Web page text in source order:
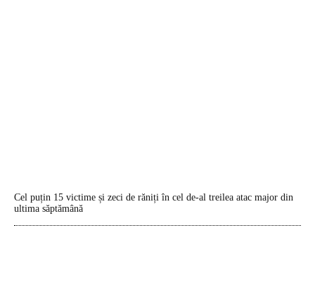
Cel puțin 15 victime și zeci de răniți în cel de-al treilea atac major din
ultima săptămână